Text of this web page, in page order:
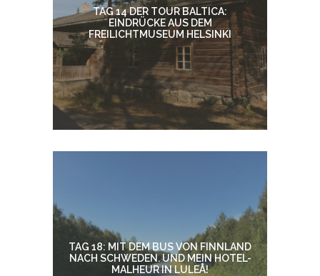
TAG 14 DER TOUR BALTICA:
EINDRÜCKE AUS DEM
FREILICHTMUSEUM HELSINKI
TAG 18: MIT DEM BUS VON FINNLAND
NACH SCHWEDEN. UND MEIN HOTEL-
MALHEUR IN LULEÅ!